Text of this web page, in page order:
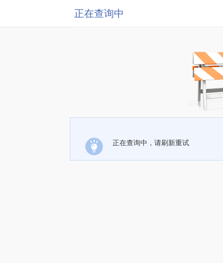
正在查询中
正在查询中，请刷新重试